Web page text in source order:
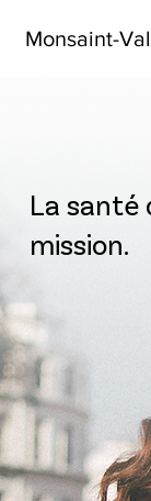
Monsaint-
La santé
mission.